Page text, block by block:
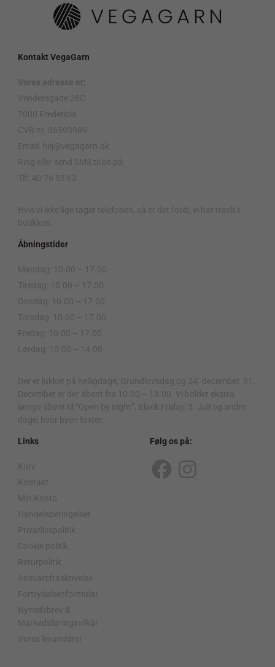
Kontakt VegaGarn
Vores adresse er:
Vendersgade 26C
7000 Fredericia
CVR nr. 36593989
Email: hej@vegagarn.dk
Ring eller send SMS til os på:
Tlf. 40 76 53 63
Hvis vi ikke lige tager telefonen, så er det fordi, vi har travlt i
butikken.
Åbningstider
Mandag: 10.00 – 17.00
Tirsdag: 10.00 – 17.00
Onsdag: 10.00 – 17.00
Torsdag: 10.00 – 17.00
Fredag: 10.00 – 17.00
Lørdag: 10.00 – 14.00
Der er lukket på helligdage, Grundlovsdag og 24. december. 31.
December er der åbent fra 10.00 – 13.00. Vi holder ekstra
længe åbent til “Open by night”, Black Friday, 5. Juli og andre
dage, hvor byen fester.
Links
Kurv
Kontakt
Min Konto
Handelsbetingelser
Privatlivspolitik
Cookie politik
Returpolitik
Ansvarsfraskrivelse
Fortrydelsesformular
Nyhedsbrev &
Markedsføringsvilkår
Vores levandører
Følg os på:
F
I